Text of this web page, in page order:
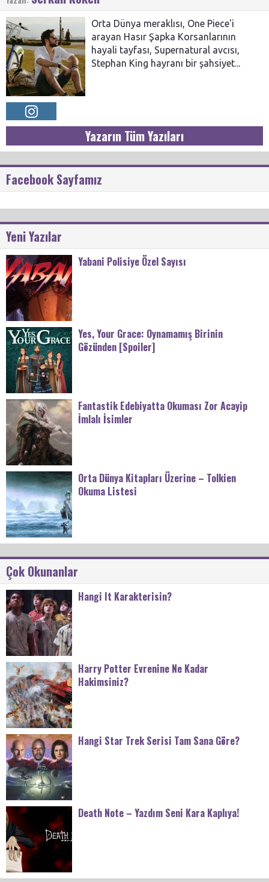
Orta Dünya meraklısı, One Piece'i
arayan Hasır Şapka Korsanlarının
hayali tayfası, Supernatural avcısı,
Stephan King hayranı bir şahsiyet...
Yazarın Tüm Yazıları
Facebook Sayfamız
Yeni Yazılar
Yabani Polisiye Özel Sayısı
Yes, Your Grace: Oynamamış Birinin
Gözünden [Spoiler]
Fantastik Edebiyatta Okuması Zor Acayip
İmlalı İsimler
Orta Dünya Kitapları Üzerine – Tolkien
Okuma Listesi
Çok Okunanlar
Hangi It Karakterisin?
Harry Potter Evrenine Ne Kadar
Hakimsiniz?
Hangi Star Trek Serisi Tam Sana Göre?
Death Note – Yazdım Seni Kara Kaplıya!